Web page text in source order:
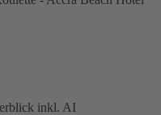
inkl. AI